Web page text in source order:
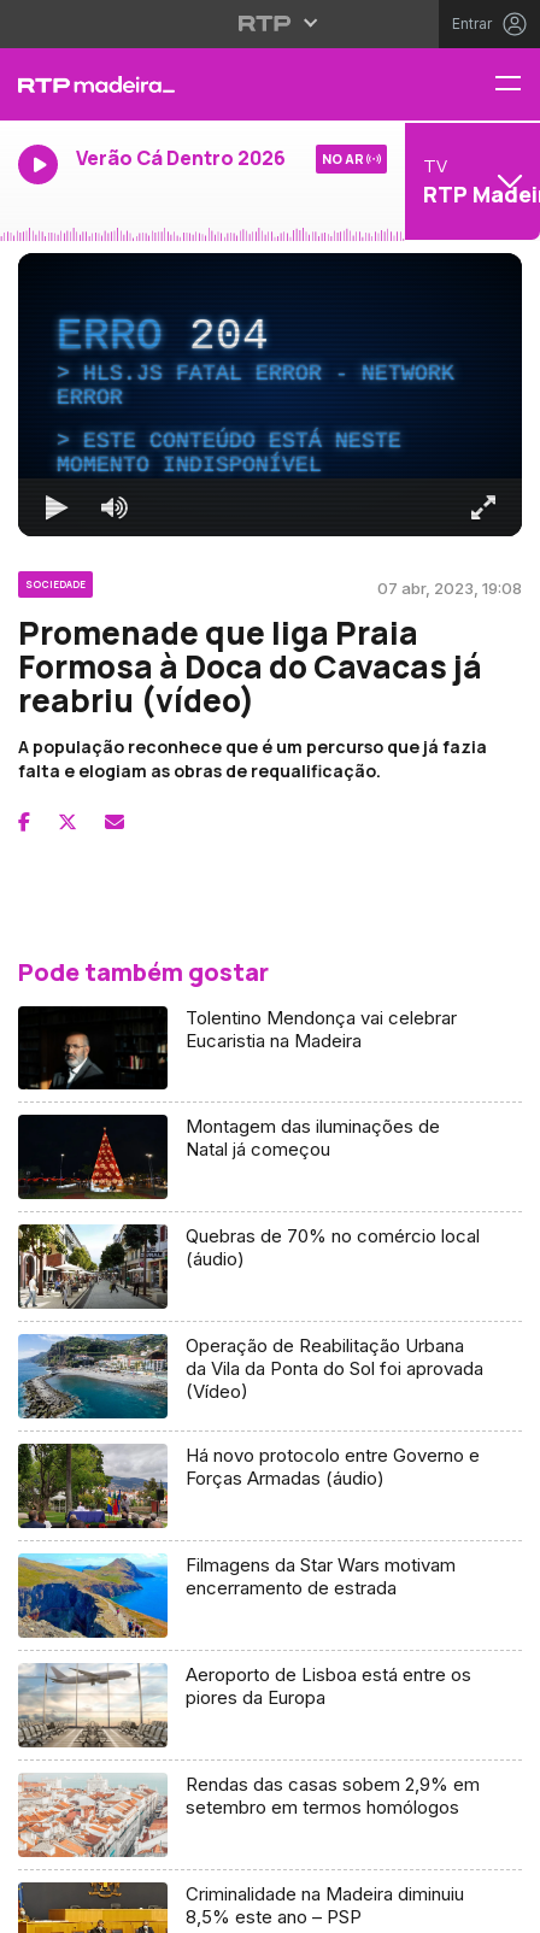
Entrar
Verão Cá Dentro 2026 NO AR TV
RTP
ERRO204
HLS.JS FATAL ERROR - NETWORK
ERROR
ESTE CONTEÚDO ESTÁ NESTE
MOMENTO INDISPONÍVEL
SOCIEDADE 07 abr, 2023, 19:08
Promenade que liga Praia
Formosa à Doca do Cavacas já
reabriu (vídeo)
A população reconhece que é um percurso que já fazia
falta e elogiam as obras de requalificação.
Pode também gostar
Tolentino Mendonça vai celebrar
Eucaristia na Madeira
Montagem das iluminações de
Natal já começou
Quebras de 70% no comércio local
(áudio)
Operação de Reabilitação Urbana
da Vila da Ponta do Sol foi aprovada
(Vídeo)
Há novo protocolo entre Governo e
Forças Armadas (áudio)
Filmagens da Star Wars motivam
encerramento de estrada
Aeroporto de Lisboa está entre os
piores da Europa
Rendas das casas sobem 2,9% em
setembro em termos homólogos
Criminalidade na Madeira diminuiu
8,5% este ano – PSP